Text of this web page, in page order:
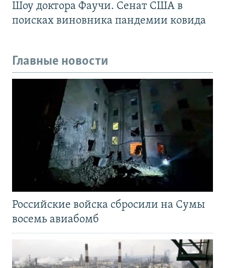
Шоу доктора Фаучи. Сенат США в
поисках виновника пандемии ковида
Главные новости
Российские войска сбросили на Сумы
восемь авиабомб